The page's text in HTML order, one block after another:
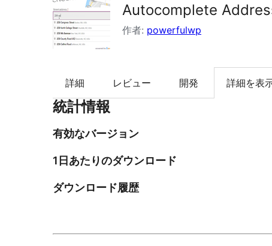
Autocomplete
作者: powerfulwp
詳細 レビュー 開発 詳細を表
統計情報
有効なバージョン
1日あたりのダウンロード
ダウンロード履歴